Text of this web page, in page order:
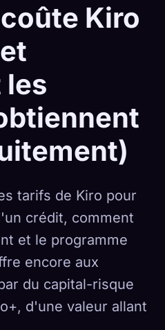
Kiro
tarifs de Kiro pour
crédit, comment
et le programme
encore aux
du capital-risque
d'une valeur allant